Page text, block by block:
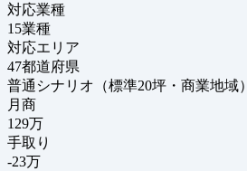
対応業種
15業種
対応エリア
47都道府県
普通シナリオ（標準20坪・商業地域）
月商
129万
手取り
-23万